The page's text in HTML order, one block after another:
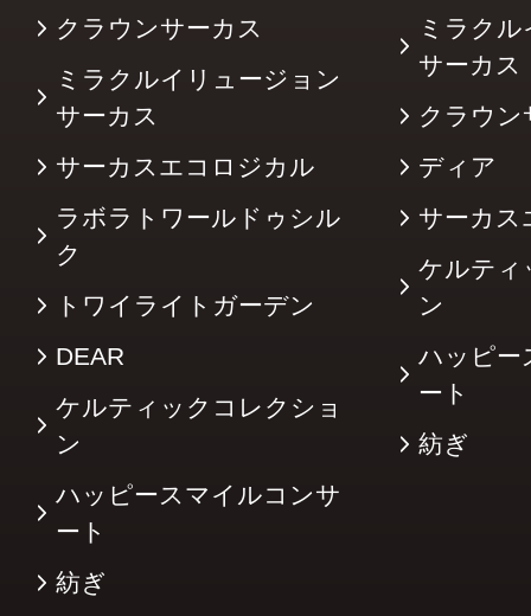
クラウンサーカス
ミラクルイリュージョン
サーカス
サーカスエコロジカル
ラボラトワールドゥシル
ク
トワイライトガーデン
DEAR
ケルティックコレクショ
ン
ハッピースマイルコンサ
ート
紡ぎ
ミラク
サーカ
クラウン
ディア
サーカス
ケルティ
ン
ハッピー
ート
紡ぎ